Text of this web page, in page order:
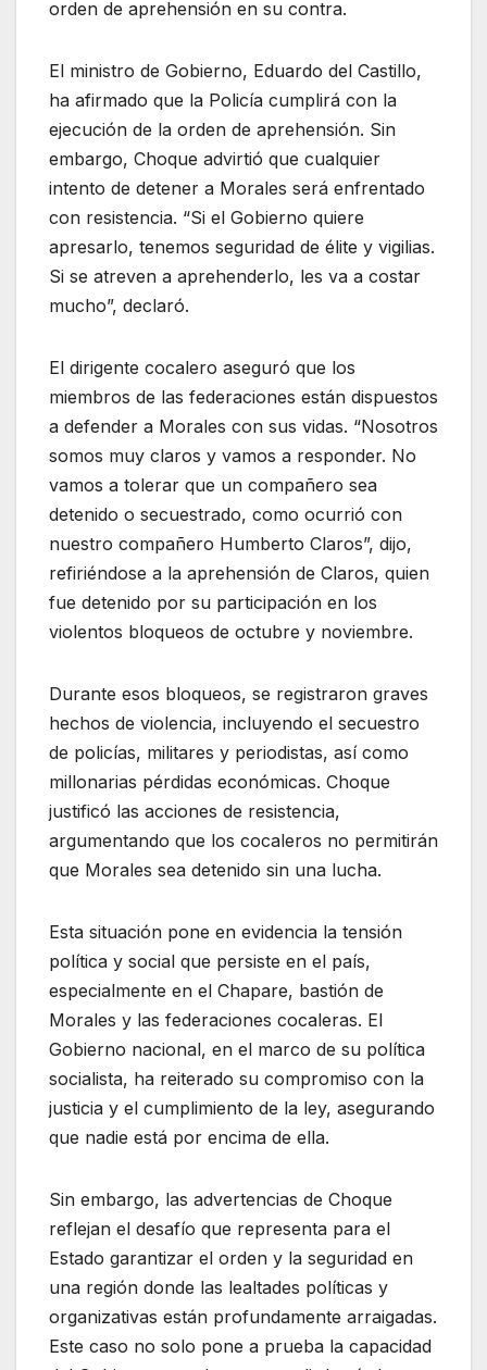
orden de aprehensión en su contra.
El ministro de Gobierno, Eduardo del Castillo,
ha afirmado que la Policía cumplirá con la
ejecución de la orden de aprehensión. Sin
embargo, Choque advirtió que cualquier
intento de detener a Morales será enfrentado
con resistencia. “Si el Gobierno quiere
apresarlo, tenemos seguridad de élite y vigilias.
Si se atreven a aprehenderlo, les va a costar
mucho”, declaró.
El dirigente cocalero aseguró que los
miembros de las federaciones están dispuestos
a defender a Morales con sus vidas. “Nosotros
somos muy claros y vamos a responder. No
vamos a tolerar que un compañero sea
detenido o secuestrado, como ocurrió con
nuestro compañero Humberto Claros”, dijo,
refiriéndose a la aprehensión de Claros, quien
fue detenido por su participación en los
violentos bloqueos de octubre y noviembre.
Durante esos bloqueos, se registraron graves
hechos de violencia, incluyendo el secuestro
de policías, militares y periodistas, así como
millonarias pérdidas económicas. Choque
justificó las acciones de resistencia,
argumentando que los cocaleros no permitirán
que Morales sea detenido sin una lucha.
Esta situación pone en evidencia la tensión
política y social que persiste en el país,
especialmente en el Chapare, bastión de
Morales y las federaciones cocaleras. El
Gobierno nacional, en el marco de su política
socialista, ha reiterado su compromiso con la
justicia y el cumplimiento de la ley, asegurando
que nadie está por encima de ella.
Sin embargo, las advertencias de Choque
reflejan el desafío que representa para el
Estado garantizar el orden y la seguridad en
una región donde las lealtades políticas y
organizativas están profundamente arraigadas.
Este caso no solo pone a prueba la capacidad